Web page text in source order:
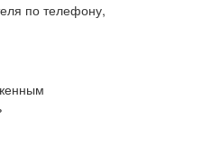
по телефону,